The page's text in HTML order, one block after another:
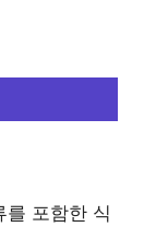
를 포함한 식